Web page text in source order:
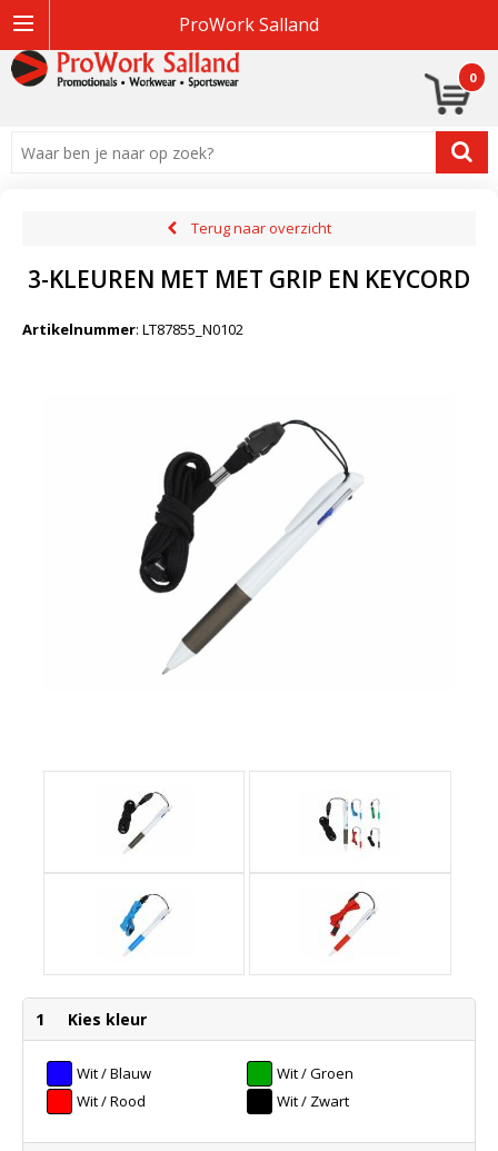
ProWork Salland
0
Terug naar overzicht
3-KLEUREN MET MET GRIP EN KEYCORD
Artikelnummer: LT87855_N0102
1 Kies kleur
Wit / Blauw
Wit / Groen
Wit / Rood
Wit / Zwart